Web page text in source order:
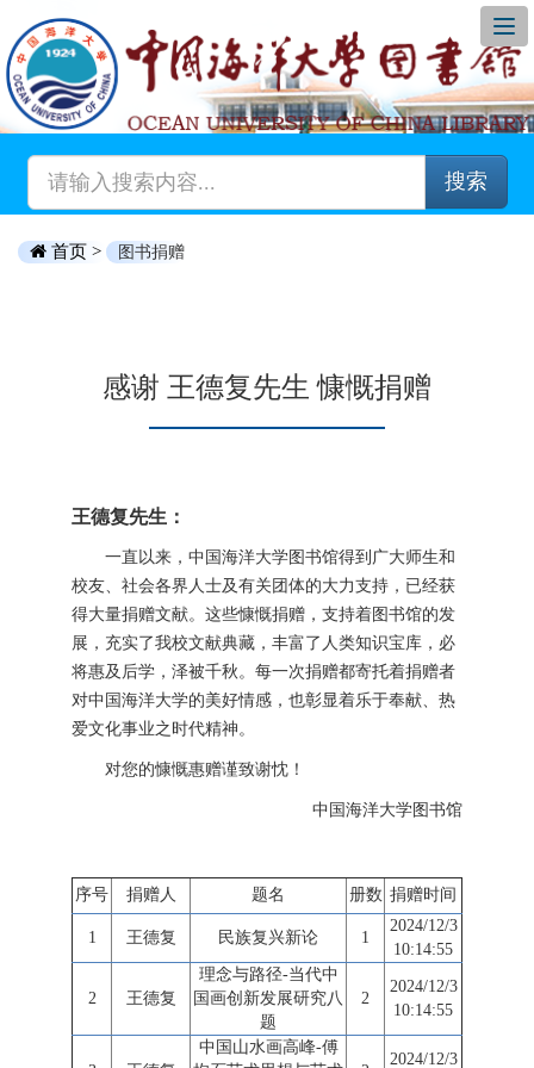
搜索
首页 > 图书捐赠
感谢 王德复先生 慷慨捐赠
王德复先生：
一直以来，中国海洋大学图书馆得到广大师生和
校友、社会各界人士及有关团体的大力支持，已经获
得大量捐赠文献。这些慷慨捐赠，支持着图书馆的发
展，充实了我校文献典藏，丰富了人类知识宝库，必
将惠及后学，泽被千秋。每一次捐赠都寄托着捐赠者
对中国海洋大学的美好情感，也彰显着乐于奉献、热
爱文化事业之时代精神。
对您的慷慨惠赠谨致谢忱！
中国海洋大学图书馆
序号 捐赠人 题名 册数 捐赠时间
1 王德复 民族复兴新论 1
2024/12/3
10:14:55
2 王德复
理念与路径-当代中
国画创新发展研究八
题
2
2024/12/3
10:14:55
中国山水画高峰-傅
2024/12/3